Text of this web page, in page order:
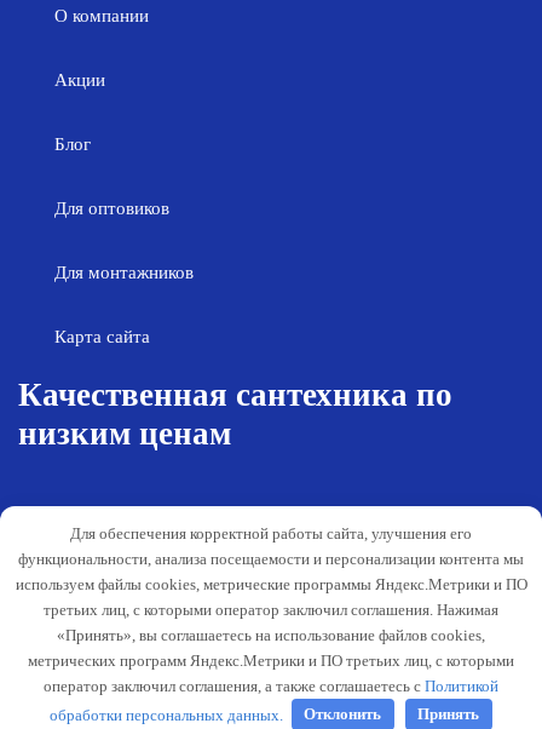
О компании
Акции
Блог
Для оптовиков
Для монтажников
Карта сайта
Качественная сантехника по
низким ценам
Гарантия и обслуживание
Публичная оферта
данных
Способы оплаты
Согласование деятельности
Для обеспечения корректной работы сайта, улучшения его
функциональности, анализа посещаемости и персонализации контента мы
используем файлы cookies, метрические программы Яндекс.Метрики и ПО
третьих лиц, с которыми оператор заключил соглашения. Нажимая
«Принять», вы соглашаетесь на использование файлов cookies,
метрических программ Яндекс.Метрики и ПО третьих лиц, с которыми
оператор заключил соглашения, а также соглашаетесь с Политикой
обработки персональных данных.
Отклонить Принять